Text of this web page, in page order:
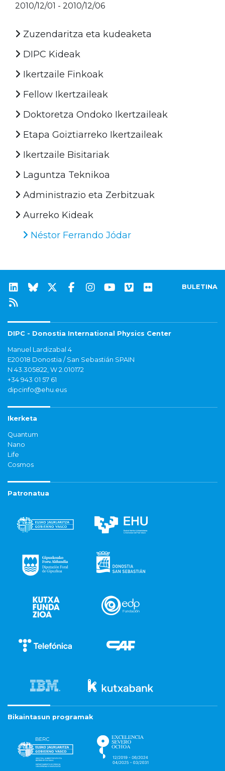
2010/12/01 - 2010/12/06
Zuzendaritza eta kudeaketa
DIPC Kideak
Ikertzaile Finkoak
Fellow Ikertzaileak
Doktoretza Ondoko Ikertzaileak
Etapa Goiztiarreko Ikertzaileak
Ikertzaile Bisitariak
Laguntza Teknikoa
Administrazio eta Zerbitzuak
Aurreko Kideak
Néstor Ferrando Jódar
BULETINA
DIPC - Donostia International Physics Center
Manuel Lardizabal 4
E20018 Donostia / San Sebastián SPAIN
N 43.305822, W 2.010172
+34 943 01 57 61
dipcinfo@ehu.eus
Ikerketa
Quantum
Nano
Life
Cosmos
Patronatua
Bikaintasun programak